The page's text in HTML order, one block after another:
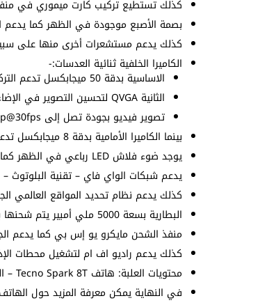
كذلك تستطيع تركيب كارت ميموري في
بصمة الأصبع موجودة في الظهر كما يدعم
كذلك يدعم مستشعرات أخرى منها على سبيل
الكاميرا الخلفية ثنائية العدسات:-
الاساسية بدقة 50 ميجابكسل تدعم التركيز التلقائي.
الثانية QVGA لتحسين التصوير في الإضاءة الضعيفة.
تصوير فيديو بجودة تصل إلى 1080p@30fps.
بينما الكاميرا الأمامية بدقة 8 ميجابكسل تدعم تصوير الفيديو بجودة 1080p@30fps.
يوجد ضوء فلاش LED رباعي في الظهر كما يوجد ضوء فلاش LED مزدوج في الأمام.
يدعم شبكات الواي فاي – تقنية البلوتوث
كذلك يدعم نظام تحديد المواقع العالمي
البطارية بسعة 5000 ملي أمبير يتم شحنها بواسطة شاحن 10 واط مرفق في العلبة.
منفذ الشحن مايكرو يو إس بي كما يدعم الجهاز
كذلك يدعم راديو اف ام لتشغيل محطات
محتويات العلبة: هاتف Tecno Spark 8T – الشاحن وكابل الشحن – سماعات – غطاء – دبوس الشريحة.
في النهاية يمكن معرفة المزيد حول